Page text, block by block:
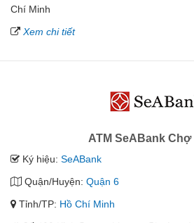
Chí Minh
Xem chi tiết
ATM SeABank
Ký hiệu: SeABank
Quận/Huyện: Quận 6
Tỉnh/TP: Hồ Chí Minh